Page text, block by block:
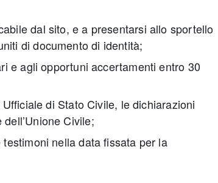
dal sito, e a presentarsi allo sportello
di documento di identità;
e agli opportuni accertamenti entro 30
di Stato Civile, le dichiarazioni
Civile;
nella data fissata per la